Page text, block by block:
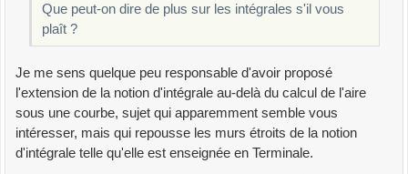
Que peut-on dire de plus sur les intégrales s'il vous
plaît ?
Je me sens quelque peu responsable d'avoir proposé
l'extension de la notion d'intégrale au-delà du calcul de l'aire
sous une courbe, sujet qui apparemment semble vous
intéresser, mais qui repousse les murs étroits de la notion
d'intégrale telle qu'elle est enseignée en Terminale.